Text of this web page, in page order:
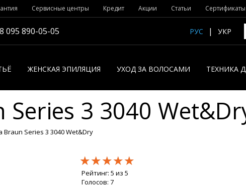
Сервисные центры Кредит Акции Статьи Сертификаты
095 890-05-05 РУС УКР
ЖЕНСКАЯ ЭПИЛЯЦИЯ УХОД ЗА ВОЛОСАМИ ТЕХНИКА
Series 3 3040
Braun Series 3 3040 Wet&Dry
★★★★★
★★★★★
★★★★★
Рейтинг: 5 из 5
Голосов: 7